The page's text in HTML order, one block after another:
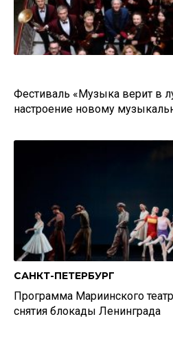
Фестиваль «Музыка верит в
настроение новому
САНКТ-ПЕТЕРБУРГ
Программа Мариинского
снятия блокады Ленинграда